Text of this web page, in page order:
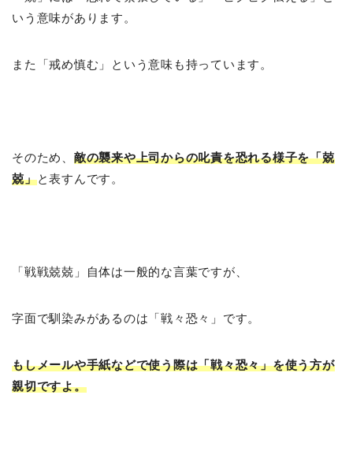
いう意味があります。
また「戒め慎む」という意味も持っています。
そのため、 敵の襲来や上司からの叱責を恐れる様子を「兢
兢」と表すんです。
「戦戦兢兢」自体は一般的な言葉ですが、
字面で馴染みがあるのは「戦々恐々」です。
もしメールや手紙などで使う際は「戦々恐々」を使う方が
親切ですよ。